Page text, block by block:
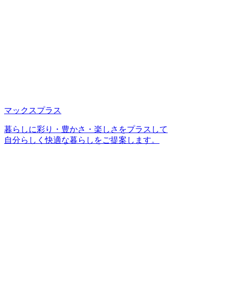
マックスプラス
暮らしに彩り・豊かさ・楽しさをプラスして
自分らしく快適な暮らしをご提案します。